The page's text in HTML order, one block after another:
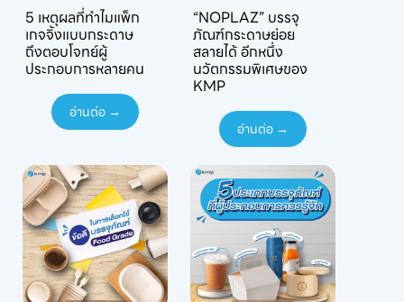
5 เหตุผลที่ทำไมแพ็ก
เกจจิ้งแบบกระดาษ
ถึงตอบโจทย์ผู้
ประกอบการหลายคน
อ่านต่อ →
“NOPLAZ” บรรจุ
ภัณฑ์กระดาษย่อย
สลายได้ อีกหนึ่ง
นวัตกรรมพิเศษของ
KMP
อ่านต่อ →